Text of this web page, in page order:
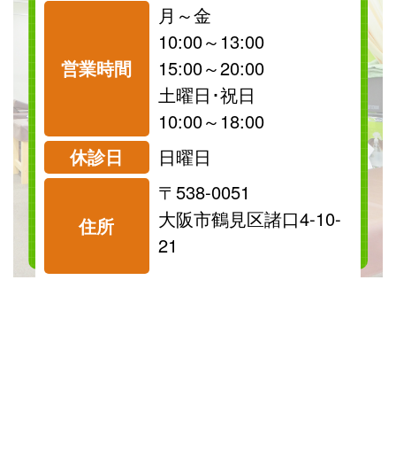
営業時間
月～金
10:00～13:00
15:00～20:00
土曜日･祝日
10:00～18:00
休診日
日曜日
住所
〒538-0051
大阪市鶴見区諸口4-10-
21
祝日
診療可
保険
診療可
料金表を見る